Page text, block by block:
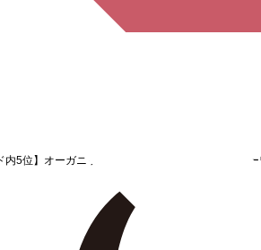
内5位】オーガニックコットンローンスタンドカラ